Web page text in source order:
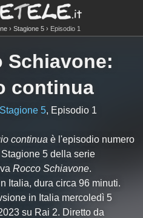
Stagione 5 Episodio 1
Schiavone:
continua
Stagione 5, Episodio 1
continua è l'episodio numero
Stagione5 della serie
Rocco Schiavone.
Italia, dura circa 96 minuti.
in Italia mercoledì 5
su Rai 2. Diretto da